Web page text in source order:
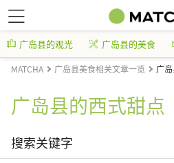
广岛县的观光 广岛县的美食
MATCHA 广岛县美食相关文章一览 广
广岛县的西式甜点
搜索关键字